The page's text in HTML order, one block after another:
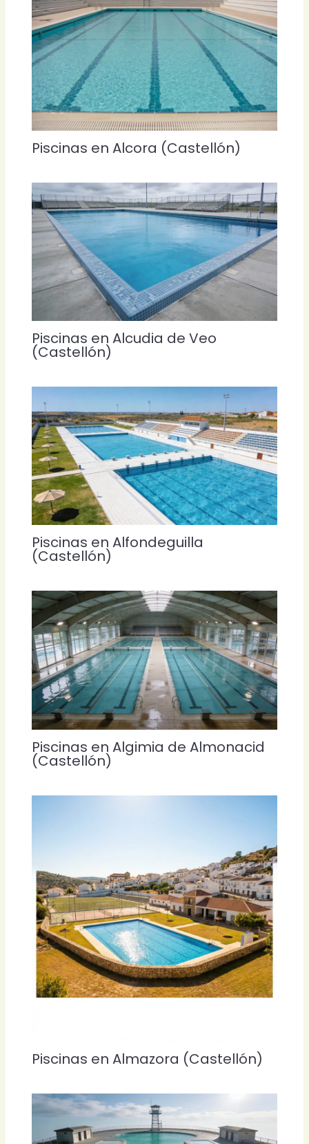
Piscinas en Alcora (Castellón)
Piscinas en Alcudia de Veo
(Castellón)
Piscinas en Alfondeguilla
(Castellón)
Piscinas en Algimia de Almonacid
(Castellón)
Piscinas en Almazora (Castellón)